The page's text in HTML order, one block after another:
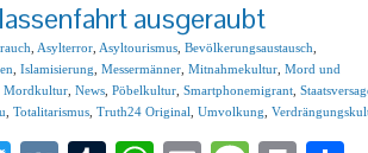
ausgeraubt
Asylterror Asyltourismus Bevölkerungsaustausch
Islamisierung Messermänner Mitnahmekultur Mord und
Mordkultur News Pöbelkultur Smartphonemigrant
Totalitarismus Truth24 Original Umvolkung